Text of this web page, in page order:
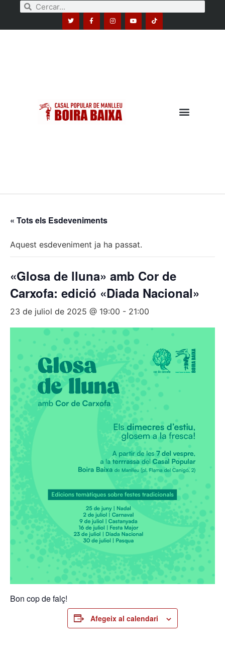
« Tots els Esdeveniments
Aquest esdeveniment ja ha passat.
«Glosa de lluna» amb Cor de
Carxofa: edició «Diada Nacional»
23 de juliol de 2025 @ 19:00 - 21:00
Bon cop de falç!
Afegeix al calendari